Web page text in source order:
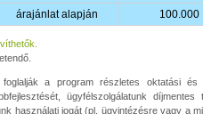
árajánlat alapján 100.000
a program részletes oktatási és
ügyfélszolgálatunk díjmentes
használati jogát (pl. ügyintézésre vagy a